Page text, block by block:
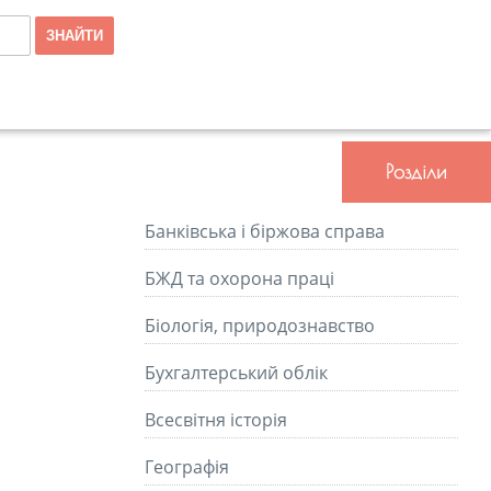
Розділи
Банківська і біржова справа
БЖД та охорона праці
Біологія, природознавство
Бухгалтерський облік
Всесвітня історія
Географія